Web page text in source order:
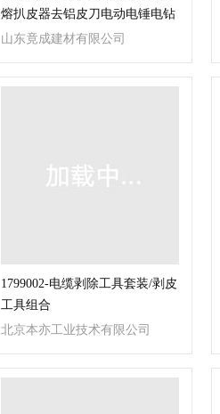
熔扒皮器去铝皮刀电动电锤电钻
山东竟成建材有限公司
1799002-电缆剥除工具套装/剥皮
工具组合
北京本亦工业技术有限公司